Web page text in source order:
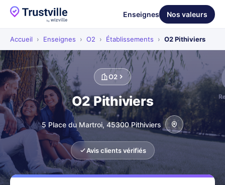
Enseignes Nos valeurs
Accueil › Enseignes › O2 › Établissements › O2 Pithiviers
O2
O2 Pithiviers
5 Place du Martroi, 45300 Pithiviers
Avis clients vérifiés